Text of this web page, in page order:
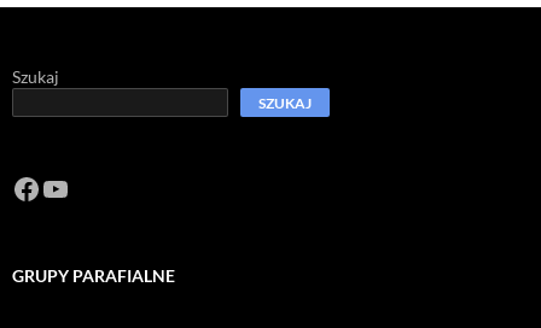
Szukaj
SZUKAJ
Facebook
https://www.youtube.com/channel/
GRUPY PARAFIALNE